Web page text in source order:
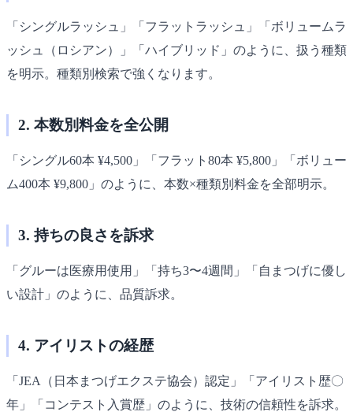
「シングルラッシュ」「フラットラッシュ」「ボリュームラ
ッシュ（ロシアン）」「ハイブリッド」のように、扱う種類
を明示。種類別検索で強くなります。
2. 本数別料金を全公開
「シングル60本 ¥4,500」「フラット80本 ¥5,800」「ボリュー
ム400本 ¥9,800」のように、本数×種類別料金を全部明示。
3. 持ちの良さを訴求
「グルーは医療用使用」「持ち3〜4週間」「自まつげに優し
い設計」のように、品質訴求。
4. アイリストの経歴
「JEA（日本まつげエクステ協会）認定」「アイリスト歴〇
年」「コンテスト入賞歴」のように、技術の信頼性を訴求。